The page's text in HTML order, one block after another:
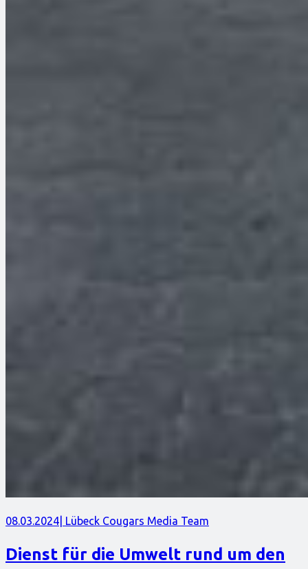
08.03.2024 | Lübeck Cougars Media Team
Dienst für die Umwelt rund um den